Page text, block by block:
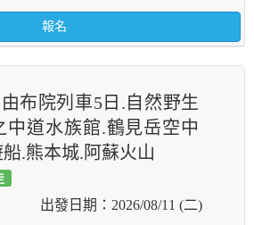
報名
布院列車5日.自然野生
中道水族館.鶴見岳空中
.熊本城.阿蘇火山
2026/08/11 (二)